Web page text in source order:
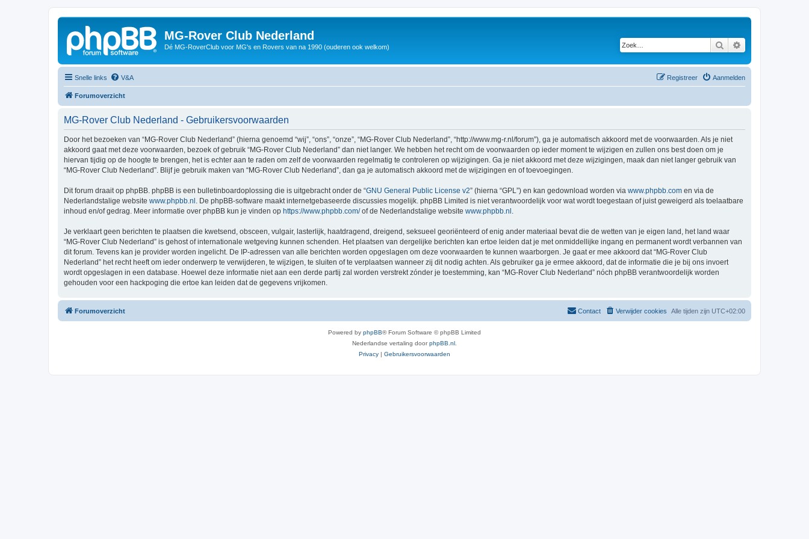
MG-Rover Club Nederland
Dé MG-RoverClub voor MG's en Rovers van na 1990 (ouderen ook welkom) Zoek
Snelle links V&A Aanmelden
Registreer
Forumoverzicht
MG-Rover Club Nederland - Gebruikersvoorwaarden
Door het bezoeken van “MG-Rover Club Nederland” (hierna genoemd “wij”, “ons”, “onze”, “MG-Rover Club Nederland”, “http://www.mg-r.nl/forum”), ga je automatisch akkoord met de voorwaarden. Als je niet
akkoord gaat met deze voorwaarden, bezoek of gebruik “MG-Rover Club Nederland” dan niet langer. We hebben het recht om de voorwaarden op ieder moment te wijzigen en zullen ons best doen om je
hiervan tijdig op de hoogte te brengen, het is echter aan te raden om zelf de voorwaarden regelmatig te controleren op wijzigingen. Ga je niet akkoord met deze wijzigingen, maak dan niet langer gebruik van
“MG-Rover Club Nederland”. Blijf je gebruik maken van “MG-Rover Club Nederland”, dan ga je automatisch akkoord met de wijzigingen en of toevoegingen.
Dit forum draait op phpBB. phpBB is een bulletinboardoplossing die is uitgebracht onder de “GNU General Public License v2” (hierna “GPL”) en kan gedownload worden via www.phpbb.com en via de
Nederlandstalige website www.phpbb.nl . De phpBB-software maakt internetgebaseerde discussies mogelijk. phpBB Limited is niet verantwoordelijk voor wat wordt toegestaan of juist geweigerd als toelaatbare
inhoud en/of gedrag. Meer informatie over phpBB kun je vinden op https://www.phpbb.com/of de Nederlandstalige website www.phpbb.nl
Je verklaart geen berichten te plaatsen die kwetsend, obsceen, vulgair, lasterlijk, haatdragend, dreigend, seksueel georiënteerd of enig ander materiaal bevat die de wetten van je eigen land, het land waar
“MG-Rover Club Nederland” is gehost of internationale wetgeving kunnen schenden. Het plaatsen van dergelijke berichten kan ertoe leiden dat je met onmiddellijke ingang en permanent wordt verbannen van
dit forum. Tevens kan je provider worden ingelicht. De IP-adressen van alle berichten worden opgeslagen om deze voorwaarden te kunnen waarborgen. Je gaat er mee akkoord dat “MG-Rover Club
Nederland” het recht heeft om ieder onderwerp te verwijderen, te wijzigen, te sluiten of te verplaatsen wanneer zij dit nodig achten. Als gebruiker ga je ermee akkoord, dat de informatie die je bij ons invoert
wordt opgeslagen in een database. Hoewel deze informatie niet aan een derde partij zal worden verstrekt zónder je toestemming, kan “MG-Rover Club Nederland” nóch phpBB verantwoordelijk worden
gehouden voor een hackpoging die ertoe kan leiden dat de gegevens vrijkomen.
Forumoverzicht Alle tijden zijn UTC+02:00
Verwijder cookies
Contact
Powered by phpBB® Forum Software © phpBB Limited
Nederlandse vertaling doorphpBB.nl
Privacy | Gebruikersvoorwaarden